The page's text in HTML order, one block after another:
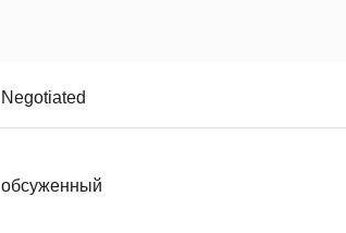
Negotiated
обсуженный